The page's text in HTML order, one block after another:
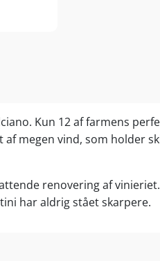
Kun 12 af farmens
megen vind, som holder
renovering af
har aldrig stået skarpere.